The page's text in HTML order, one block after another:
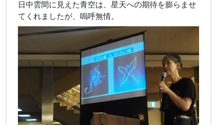
日中雲間に見えた青空は、星天への期待を膨らませ
てくれましたが、嗚呼無情。